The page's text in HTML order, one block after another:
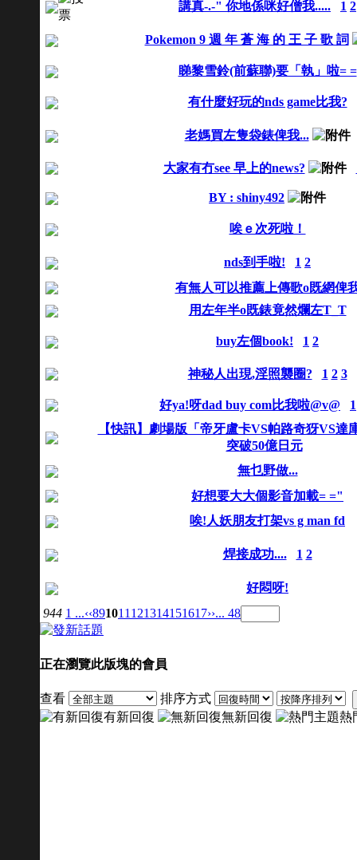
講真-.-" 你地係咪好僧我..... 1 2
Pokemon 9 週 年 蒼 海 的 王 子 歌 詞
睇黎雪鈴(前蘇聯)要「執」啦= =
有什麼好玩的nds game比我?
老媽買左隻袋錶俾我...
大家有冇see 早上的news?
BY : shiny492
唉ｅ次死啦！
nds到手啦! 1 2
有無人可以推薦上傳歌o既網俾
用左年半o既錶竟然爛左T_T
buy左個book! 1 2
神秘人出現,淫照襲圈? 1 2 3
好ya!呀dad buy com比我啦@v@
1
【快訊】劇場版「帝牙盧卡VS帕路奇犽VS達
突破50億日元
無乜野做...
好想要大大個影音加載= ="
唉!人妖朋友打架vs g man fd
焊接成功.... 1 2
好悶呀!
944 1 ...‹‹891011 121314151617››... 48
正在瀏覽此版塊的會員
查看
排序方式
有新回復
無新回復 熱